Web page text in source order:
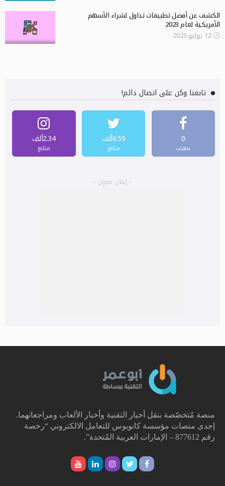
الكشف عن أفضل تطبيقات تداول لشراء الأسهم
الأمريكية لعام 2023
12 يوليو,2023
تابعنا وكن على اتصال دائم!
0
معجب
6.59ألف
متابع
2.34ألف
متابع
- إعلان ممول -
منصة مُتخصّصة بنقل أخبار التقنية وأخبار الألعاب ومراجعاتهما.
إحدى منصات مؤسسة كانوبوس للتعامل الالكتروني “رخصة
رقم 877612 – الإمارات العربية المُتحدة”.